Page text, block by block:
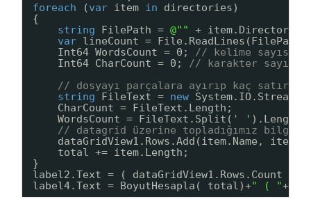
foreach
(var item in
directories)
{
string
FilePath = @""
+
var lineCount =
Int64 WordsCount = 0; // kelime sayısı
Int64 CharCount = 0; // karakter sayısı
// dosyayı parçalara ayırıp kaç satır ve
string
FileText = new
CharCount = FileText.Length;
WordsCount = FileText.Split( ' ' ).Length;
// datagrid üzerine topladığımız
dataGridView1.Rows.Add(item.Name,
total += item.Length;
}
label2.Text = ( dataGridView1.Rows.Count -
label4.Text = BoyutHesapla( total)+" ( "